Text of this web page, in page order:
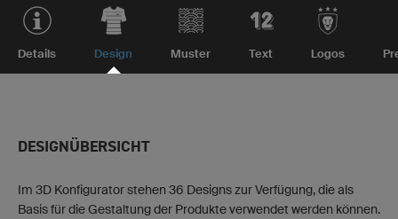
Details Design Muster Text Logos
DESIGNÜBERSICHT
Im 3D Konfigurator stehen 36 Designs zur Verfügung, die als
Basis für die Gestaltung der Produkte verwendet werden können.